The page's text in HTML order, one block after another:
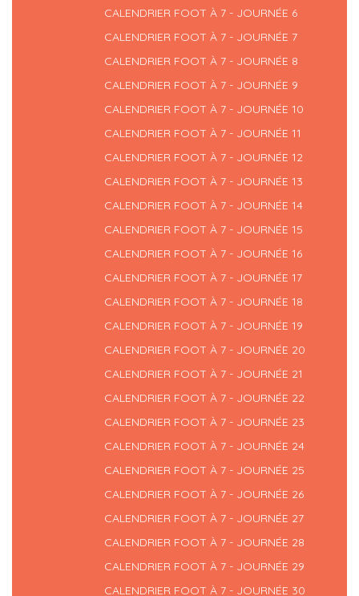
CALENDRIER FOOT À 7 - JOURNÉE 6
CALENDRIER FOOT À 7 - JOURNÉE 7
CALENDRIER FOOT À 7 - JOURNÉE 8
CALENDRIER FOOT À 7 - JOURNÉE 9
CALENDRIER FOOT À 7 - JOURNÉE 10
CALENDRIER FOOT À 7 - JOURNÉE 11
CALENDRIER FOOT À 7 - JOURNÉE 12
CALENDRIER FOOT À 7 - JOURNÉE 13
CALENDRIER FOOT À 7 - JOURNÉE 14
CALENDRIER FOOT À 7 - JOURNÉE 15
CALENDRIER FOOT À 7 - JOURNÉE 16
CALENDRIER FOOT À 7 - JOURNÉE 17
CALENDRIER FOOT À 7 - JOURNÉE 18
CALENDRIER FOOT À 7 - JOURNÉE 19
CALENDRIER FOOT À 7 - JOURNÉE 20
CALENDRIER FOOT À 7 - JOURNÉE 21
CALENDRIER FOOT À 7 - JOURNÉE 22
CALENDRIER FOOT À 7 - JOURNÉE 23
CALENDRIER FOOT À 7 - JOURNÉE 24
CALENDRIER FOOT À 7 - JOURNÉE 25
CALENDRIER FOOT À 7 - JOURNÉE 26
CALENDRIER FOOT À 7 - JOURNÉE 27
CALENDRIER FOOT À 7 - JOURNÉE 28
CALENDRIER FOOT À 7 - JOURNÉE 29
CALENDRIER FOOT À 7 - JOURNÉE 30